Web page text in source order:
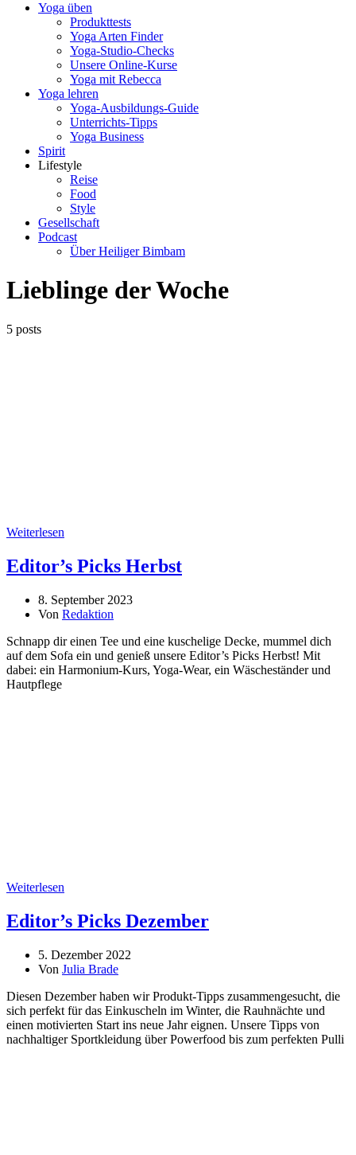
Yoga üben
Produkttests
Yoga Arten Finder
Yoga-Studio-Checks
Unsere Online-Kurse
Yoga mit Rebecca
Yoga lehren
Yoga-Ausbildungs-Guide
Unterrichts-Tipps
Yoga Business
Spirit
Lifestyle
Reise
Food
Style
Gesellschaft
Podcast
Über Heiliger Bimbam
Lieblinge der Woche
5 posts
Weiterlesen
Editor’s Picks Herbst
8. September 2023
Von Redaktion
Schnapp dir einen Tee und eine kuschelige Decke, mummel dich
auf dem Sofa ein und genieß unsere Editor’s Picks Herbst! Mit
dabei: ein Harmonium-Kurs, Yoga-Wear, ein Wäscheständer und
Hautpflege
Weiterlesen
Editor’s Picks Dezember
5. Dezember 2022
Von Julia Brade
Diesen Dezember haben wir Produkt-Tipps zusammengesucht, die
sich perfekt für das Einkuscheln im Winter, die Rauhnächte und
einen motivierten Start ins neue Jahr eignen. Unsere Tipps von
nachhaltiger Sportkleidung über Powerfood bis zum perfekten Pulli